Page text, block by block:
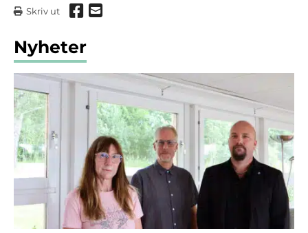
Skriv ut Dela via Facebook
Dela via mail
Nyheter